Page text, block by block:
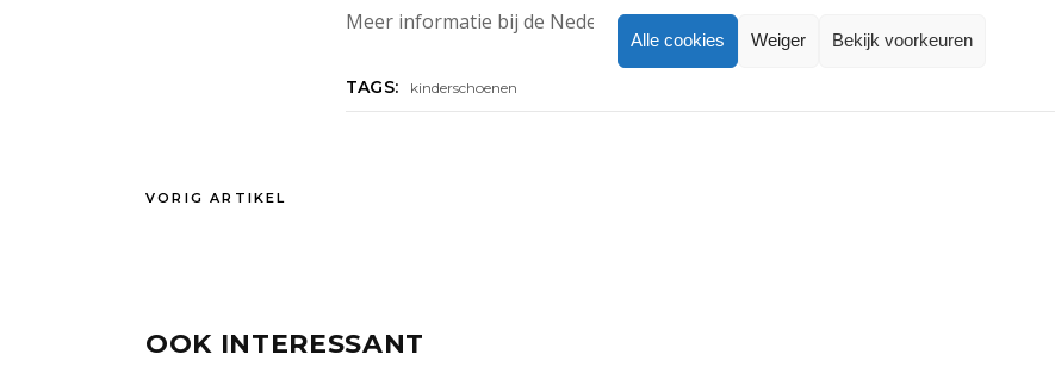
Alle cookies Weiger Bekijk voorkeuren
Meer informatie bij de Nederlandse agentS-Agency
TAGS: kinderschoenen
VORIG ARTIKEL
OOK INTERESSANT